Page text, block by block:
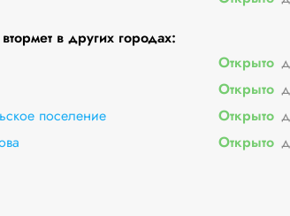
в других городах:
Открыто
Открыто
поселение Открыто
Открыто